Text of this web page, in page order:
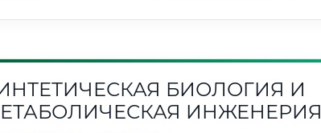
БИОЛОГИЯ И
ИНЖЕНЕРИЯ